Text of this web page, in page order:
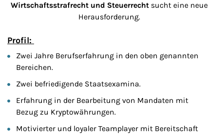
Wirtschaftsstrafrecht und Steuerrechtsucht eine neue
Herausforderung.
Profil:
Zwei Jahre Berufserfahrung in den oben genannten
Bereichen.
Zwei befriedigende Staatsexamina.
Erfahrung in der Bearbeitung von Mandaten mit
Bezug zu Kryptowährungen.
Motivierter und loyaler Teamplayer mit Bereitschaft